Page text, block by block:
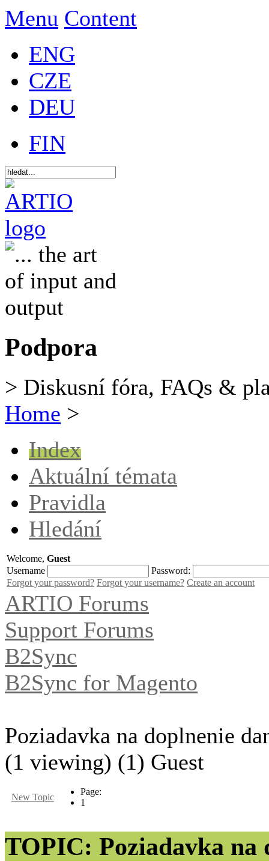
Menu Content
ENG
CZE
DEU
FIN
Podpora
> Diskusní fóra, FAQs &
Home >
Index
Aktuální témata
Pravidla
Hledání
Welcome, Guest
Username
Password:
Forgot your password? Forgot your username? Create an account
ARTIO Forums
Support Forums
B2Sync
B2Sync for Magento
Poziadavka na doplnenie
(1 viewing) (1) Guest
New Topic
Page:
1
TOPIC: Poziadavka na